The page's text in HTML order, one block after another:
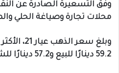
وفق التسعيرة الصادرة عن
محلات تجارة وصياغة الحلي
وبلغ سعر
59.2 دينارًا للبيع و57.2 دينارًا للشراء.